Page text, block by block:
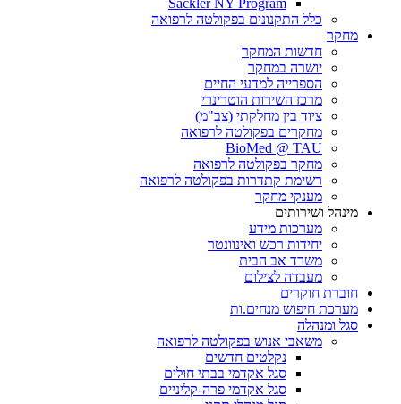
Sackler NY Program
כלל התקנונים בפקולטה לרפואה
מחקר
חדשות המחקר
יושרה במחקר
הספרייה למדעי החיים
מרכז השירות הוטרינרי
ציוד בין מחלקתי (צב"מ)
מחקרים בפקולטה לרפואה
BioMed @ TAU
מחקר בפקולטה לרפואה
רשימת קתדרות בפקולטה לרפואה
מענקי מחקר
מינהל ושירותים
מערכות מידע
יחידות רכש ואינוונטר
משרד אב הבית
מעבדה לצילום
חוברת חוקרים
מערכת חיפוש מנחים.ות
סגל ומנהלה
משאבי אנוש בפקולטה לרפואה
נקלטים חדשים
סגל אקדמי בבתי חולים
סגל אקדמי פרה-קליניים